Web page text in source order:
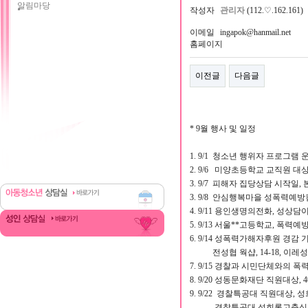
알림마당 작성자 관리자 (112.♡.162.161)
이메일
ingapok@hanmail.net
홈페이지
이전글 다음글
* 9월 행사 및 일정
1. 9/1 청소년 행위자 프로그램
2. 9/6 미양초등학교 교직원 대
3. 9/7 피해자 집당상담 시작일,
3. 9/8 안심행복마을 성폭력예방
4. 9/11 용인생명의전화, 성상담
5. 9/13 서울**고등학교, 폭력예
6. 9/14 성폭력가해자후원 경감
전성협 웍샵, 14-18, 이레성
7. 9/15 경찰과 시민단체와의 폭
8. 9/20 성동문화재단 직원대상,
9. 9/22 경찰특공대 직원대상, 성